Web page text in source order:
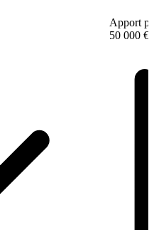
Apport
50 000 €